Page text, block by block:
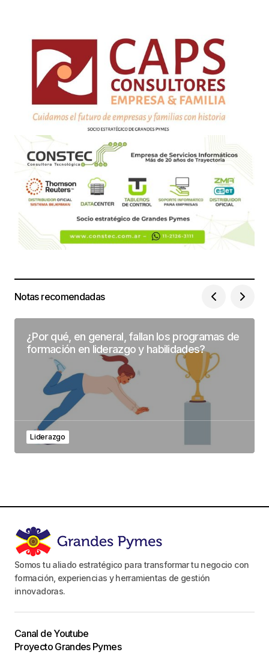
Notas recomendadas
¿Por qué, en general, fallan los programas de
formación en liderazgo y habilidades?
Liderazgo
Somos tu aliado estratégico para transformar tu negocio con
formación, experiencias y herramientas de gestión
innovadoras.
Canal de Youtube
Proyecto Grandes Pymes